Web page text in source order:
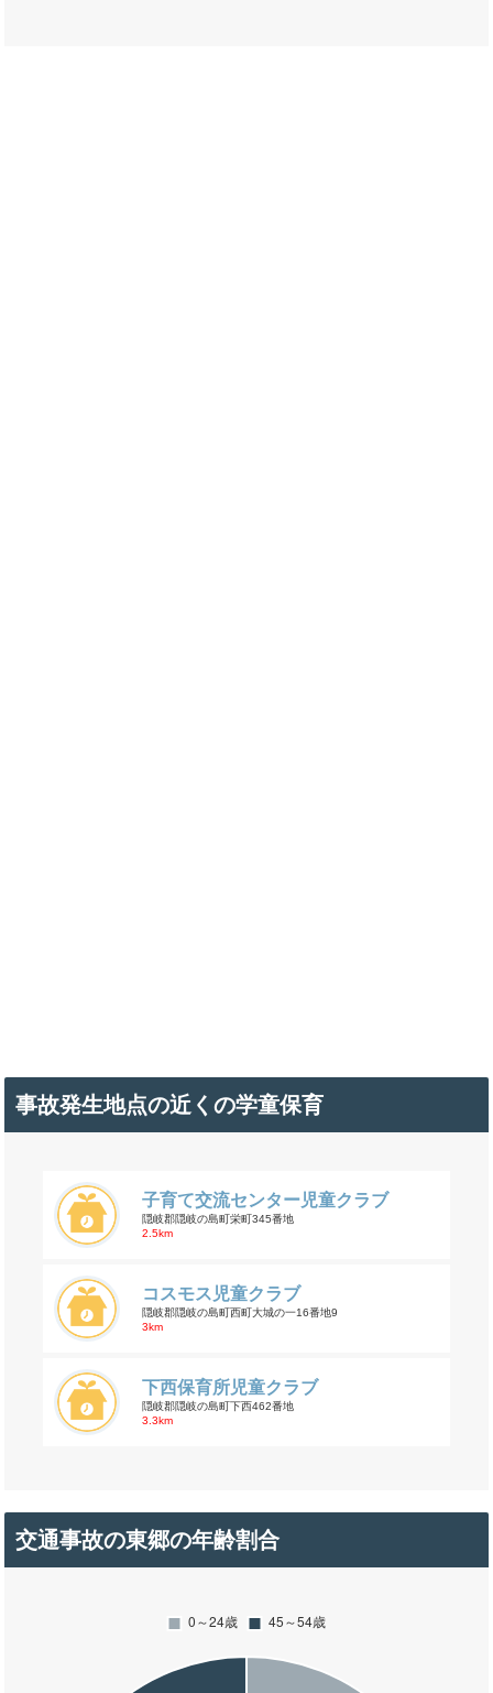
事故発生地点の近くの学童保育
子育て交流センター児童クラブ
隠岐郡隠岐の島町栄町345番地
2.5km
コスモス児童クラブ
隠岐郡隠岐の島町西町大城の一16番地9
3km
下西保育所児童クラブ
隠岐郡隠岐の島町下西462番地
3.3km
交通事故の東郷の年齢割合